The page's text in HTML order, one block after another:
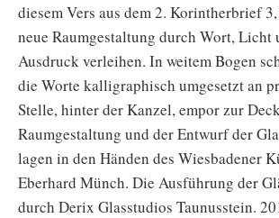
diesem Vers aus dem 2. Korintherbrief
neue Raumgestaltung durch Wort, Licht
Ausdruck verleihen. In weitem Bogen
die Worte kalligraphisch umgesetzt an
Stelle, hinter der Kanzel, empor zur
Raumgestaltung und der Entwurf der
lagen in den Händen des Wiesbadener
Eberhard Münch. Die Ausführung der
durch Derix Glasstudios Taunusstein.